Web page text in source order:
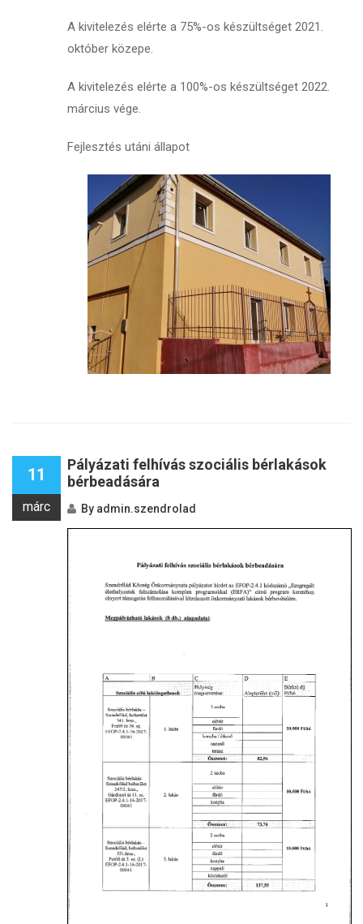
A kivitelezés elérte a 75%-os készültséget 2021.
október közepe.
A kivitelezés elérte a 100%-os készültséget 2022.
március vége.
Fejlesztés utáni állapot
11
márc
Pályázati felhívás szociális bérlakások
bérbeadására
By admin.szendrolad